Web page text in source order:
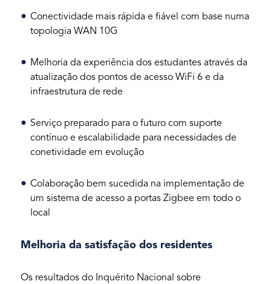
Conectividade mais rápida e fiável com base numa
topologia WAN 10G
Melhoria da experiência dos estudantes através da
atualização dos pontos de acesso WiFi 6 e da
infraestrutura de rede
Serviço preparado para o futuro com suporte
contínuo e escalabilidade para necessidades de
conetividade em evolução
Colaboração bem sucedida na implementação de
um sistema de acesso a portas Zigbee em todo o
local
Melhoria da satisfação dos residentes
Os resultados do Inquérito Nacional sobre